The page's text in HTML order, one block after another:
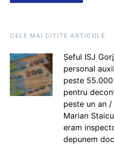
CELE MAI CITITE ARTICOLE
Șeful ISJ
personal
peste
pentru
peste un an
Marian
eram
depunem